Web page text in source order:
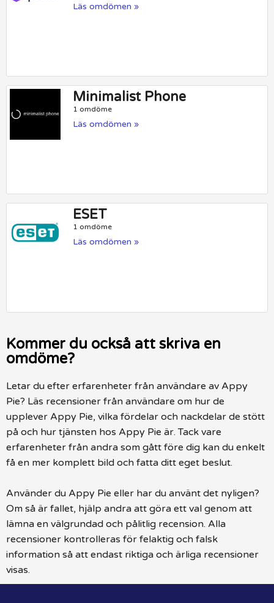
Läs omdömen »
Minimalist Phone
1 omdöme
Läs omdömen »
ESET
1 omdöme
Läs omdömen »
Kommer du också att skriva en
omdöme?
Letar du efter erfarenheter från användare av Appy
Pie? Läs recensioner från användare om hur de
upplever Appy Pie, vilka fördelar och nackdelar de stött
på och hur tjänsten hos Appy Pie är. Tack vare
erfarenheter från andra som gått före dig kan du enkelt
få en mer komplett bild och fatta ditt eget beslut.
Använder du Appy Pie eller har du använt det nyligen?
Om så är fallet, hjälp andra att göra ett val genom att
lämna en välgrundad och pålitlig recension. Alla
recensioner kontrolleras för felaktig och falsk
information så att endast riktiga och ärliga recensioner
visas.